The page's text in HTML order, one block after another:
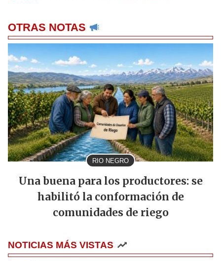
OTRAS NOTAS
RIO NEGRO
Una buena para los productores: se
habilitó la conformación de
comunidades de riego
NOTICIAS MÁS VISTAS